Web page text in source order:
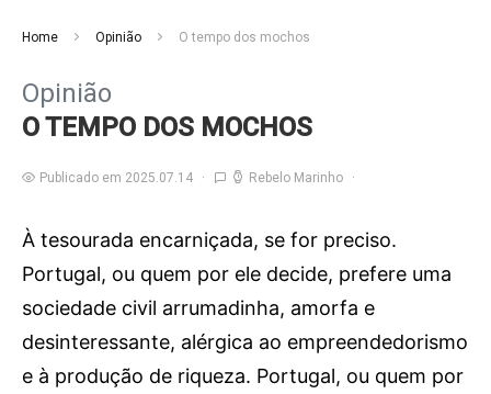
Home Opinião O tempo dos mochos
Opinião
O TEMPO DOS MOCHOS
Publicado em 2025.07.14 Rebelo Marinho
À tesourada encarniçada, se for preciso.
Portugal, ou quem por ele decide, prefere uma
sociedade civil arrumadinha, amorfa e
desinteressante, alérgica ao empreendedorismo
e à produção de riqueza. Portugal, ou quem por